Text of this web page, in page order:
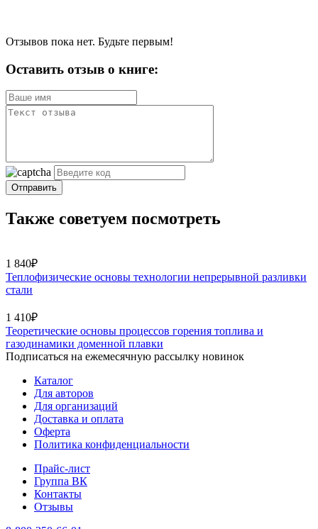
Отзывов пока нет. Будьте первым!
Оставить отзыв о книге:
Отправить
Также советуем посмотреть
1 840₽
Теплофизические основы технологии непрерывной разливки
стали
1 410₽
Теоретические основы процессов горения топлива и
газодинамики доменной плавки
Подписаться на ежемесячную рассылку новинок
Каталог
Для авторов
Для организаций
Доставка и оплата
Оферта
Политика конфиденциальности
Прайс-лист
Группа ВК
Контакты
Отзывы